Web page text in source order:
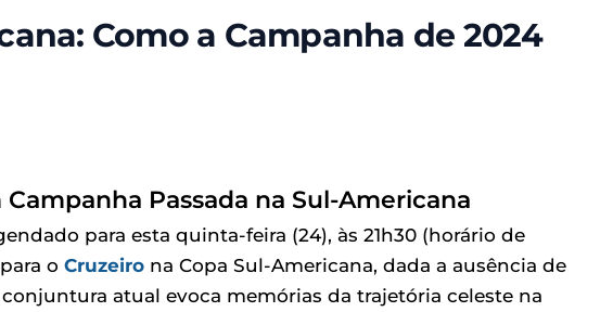
Como a Campanha de 2024
Passada na Sul-Americana
para esta quinta-feira (24), às 21h30 (horário de
o Cruzeiro na Copa Sul-Americana, dada a ausência de
atual evoca memórias da trajetória celeste na